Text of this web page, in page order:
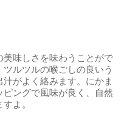
味しさを味わうことがで
ルツルの喉ごしの良いう
がよく絡みます。にかま
ングで風味が良く、自然
よ。